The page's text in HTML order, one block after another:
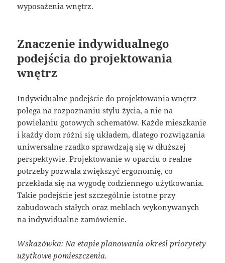
wyposażenia wnętrz.
Znaczenie indywidualnego
podejścia do projektowania
wnętrz
Indywidualne podejście do projektowania wnętrz
polega na rozpoznaniu stylu życia, a nie na
powielaniu gotowych schematów. Każde mieszkanie
i każdy dom różni się układem, dlatego rozwiązania
uniwersalne rzadko sprawdzają się w dłuższej
perspektywie. Projektowanie w oparciu o realne
potrzeby pozwala zwiększyć ergonomię, co
przekłada się na wygodę codziennego użytkowania.
Takie podejście jest szczególnie istotne przy
zabudowach stałych oraz meblach wykonywanych
na indywidualne zamówienie.
Wskazówka: Na etapie planowania określ priorytety
użytkowe pomieszczenia.